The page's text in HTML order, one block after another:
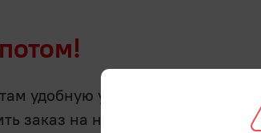
удобную услугу - отсрочку
заказ на нашем сайте и